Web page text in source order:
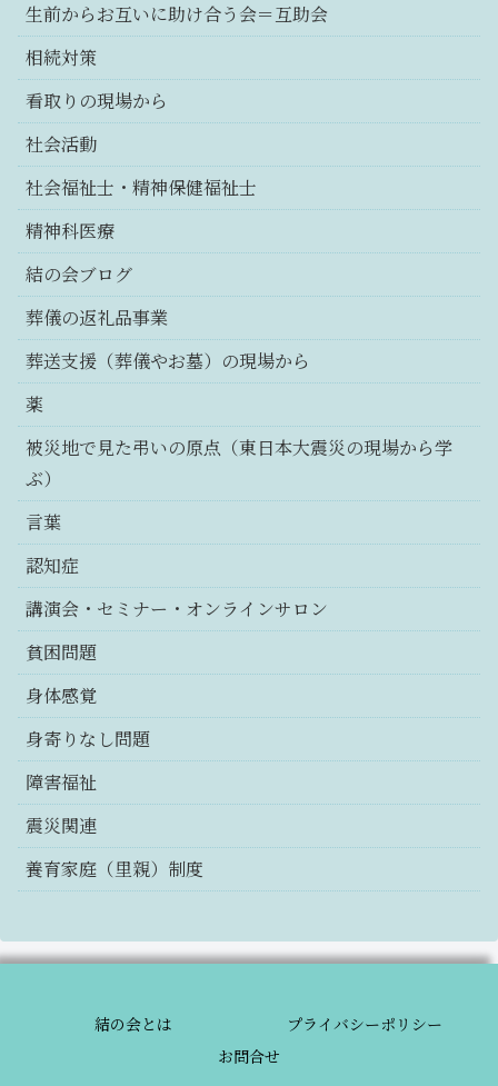
生前からお互いに助け合う会＝互助会
相続対策
看取りの現場から
社会活動
社会福祉士・精神保健福祉士
精神科医療
結の会ブログ
葬儀の返礼品事業
葬送支援（葬儀やお墓）の現場から
薬
被災地で見た弔いの原点（東日本大震災の現場から学
ぶ）
言葉
認知症
講演会・セミナー・オンラインサロン
貧困問題
身体感覚
身寄りなし問題
障害福祉
震災関連
養育家庭（里親）制度
結の会とは
プライバシーポリシー
お問合せ